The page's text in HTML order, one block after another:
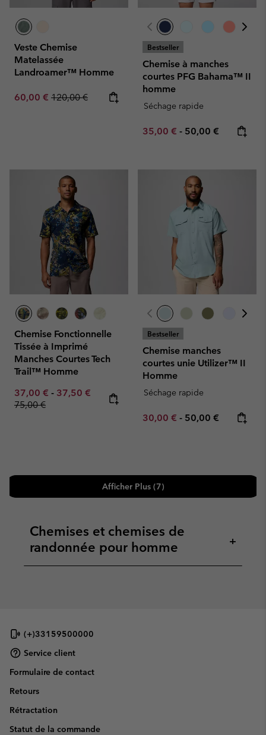
Veste Chemise
Matelassée
Landroamer™ Homme
Sale price:
60,00 € Regular price:
120,00 €
Bestseller
Chemise à manches
courtes PFG Bahama™ II
homme
Séchage rapide
Minimum sale price:
35,00 € - Maximum price:
50,00 €
Chemise Fonctionnelle
Tissée à Imprimé
Manches Courtes Tech
Trail™ Homme
Minimum sale price:
37,00 € - Maximum sale price:
37,50 € Regular price:
75,00 €
Bestseller
Chemise manches
courtes unie Utilizer™ II
Homme
Séchage rapide
Minimum sale price:
30,00 € - Maximum price:
50,00 €
Afficher Plus (7)
Chemises et chemises de
randonnée pour homme
+
(+)33159500000
Service client
Formulaire de contact
Retours
Rétractation
Statut de la commande